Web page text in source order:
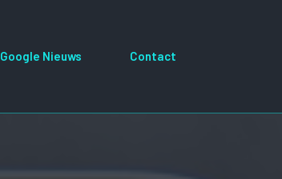
Google Nieuws Contact